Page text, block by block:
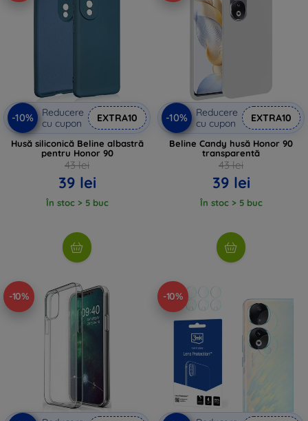
-10%
Reducere
cu cupon
EXTRA10
Husă siliconică Beline albastră
pentru Honor 90
43 lei
39 lei
În stoc > 5 buc
-10%
Reducere
cu cupon
EXTRA10
Beline Candy husă Honor 90
transparentă
43 lei
39 lei
În stoc > 5 buc
-10% -10%